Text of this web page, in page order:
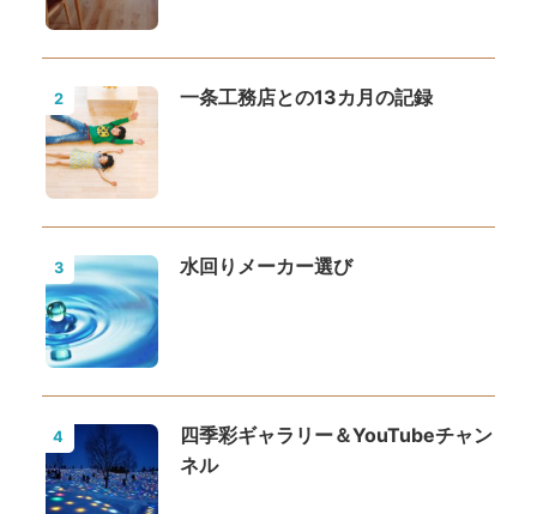
2 一条工務店との13カ月の記録
3 水回りメーカー選び
4
四季彩ギャラリー＆YouTubeチャン
ネル